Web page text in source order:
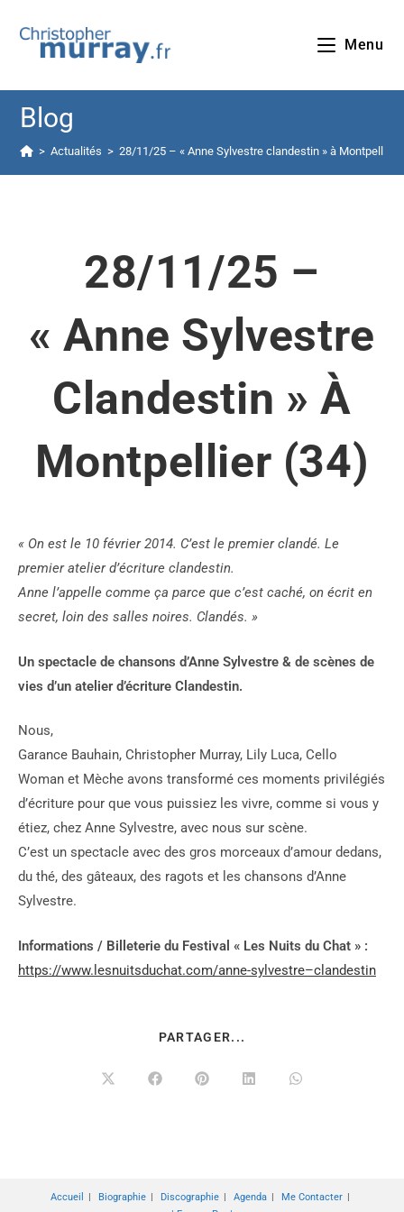
Menu
Blog
> Actualités > 28/11/25 – « Anne Sylvestre clandestin » à Montpellier
28/11/25 –
« Anne Sylvestre
Clandestin » À
Montpellier (34)
« On est le 10 février 2014. C’est le premier clandé. Le
premier atelier d’écriture clandestin.
Anne l’appelle comme ça parce que c’est caché, on écrit en
secret, loin des salles noires. Clandés. »
Un spectacle de chansons d’Anne Sylvestre & de scènes de
vies d’un atelier d’écriture Clandestin.
Nous,
Garance Bauhain, Christopher Murray, Lily Luca, Cello
Woman et Mèche avons transformé ces moments privilégiés
d’écriture pour que vous puissiez les vivre, comme si vous y
étiez, chez Anne Sylvestre, avec nous sur scène.
C’est un spectacle avec des gros morceaux d’amour dedans,
du thé, des gâteaux, des ragots et les chansons d’Anne
Sylvestre.
Informations / Billeterie du Festival « Les Nuits du Chat » :
https://www.lesnuitsduchat.com/anne-sylvestre–clandestin
PARTAGER...
Accueil Biographie Discographie Agenda
Me Contacter